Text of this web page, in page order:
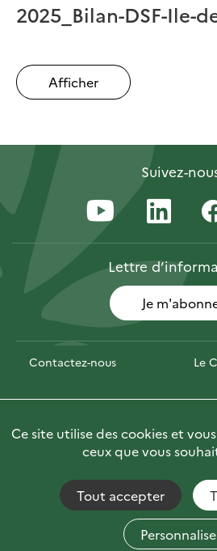
2025_Bilan-DSF-Ile-
Afficher
Suivez-
Lettre
Je
Contactez-nous Le
Espace presse
PhotoFor
Accessibilité : non
Mentions Légales
Ce site utilise des cookies et
ceux que vous
Tout accepter